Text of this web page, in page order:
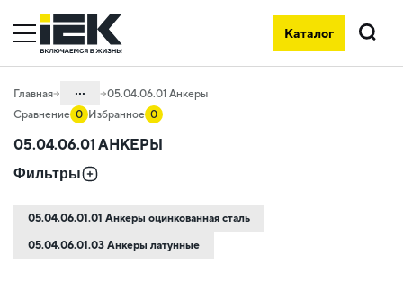
Каталог
Поиск
Главная ...
Каталог
05. Системы для прокладки кабеля
05.04.06 Метизы и крепеж
05.04.06.01 Анкеры
Сравнение 0 Избранное 0
05.04.06.01 АНКЕРЫ
Фильтры
05.04.06.01.01 Анкеры оцинкованная сталь
05.04.06.01.03 Анкеры латунные